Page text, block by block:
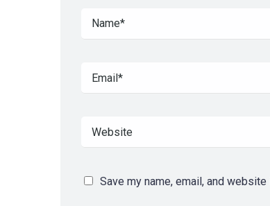
Save my name, email, and